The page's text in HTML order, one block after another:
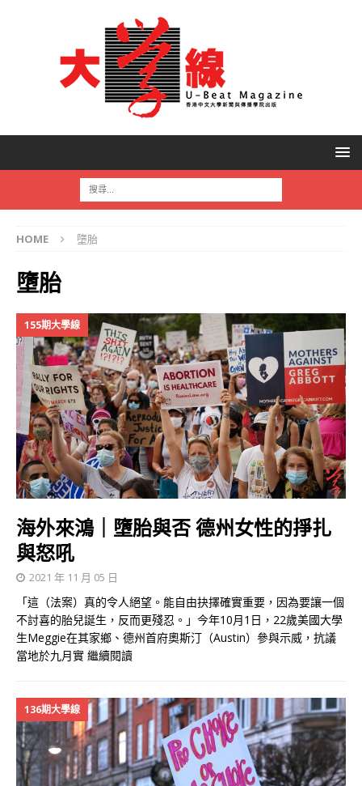
HOME 墮胎
墮胎
155期大學線
海外來鴻｜墮胎與否 德州女性的掙扎
與怒吼
2021 年 11 月 05 日
「這（法案）真的令人絕望。能自由抉擇確實重要，因為要讓一個
不討喜的胎兒誕生，反而更殘忍。」今年10月1日，22歲美國大學
生Meggie在其家鄉、德州首府奧斯汀（Austin）參與示威，抗議
當地於九月實 繼續閱讀
136期大學線